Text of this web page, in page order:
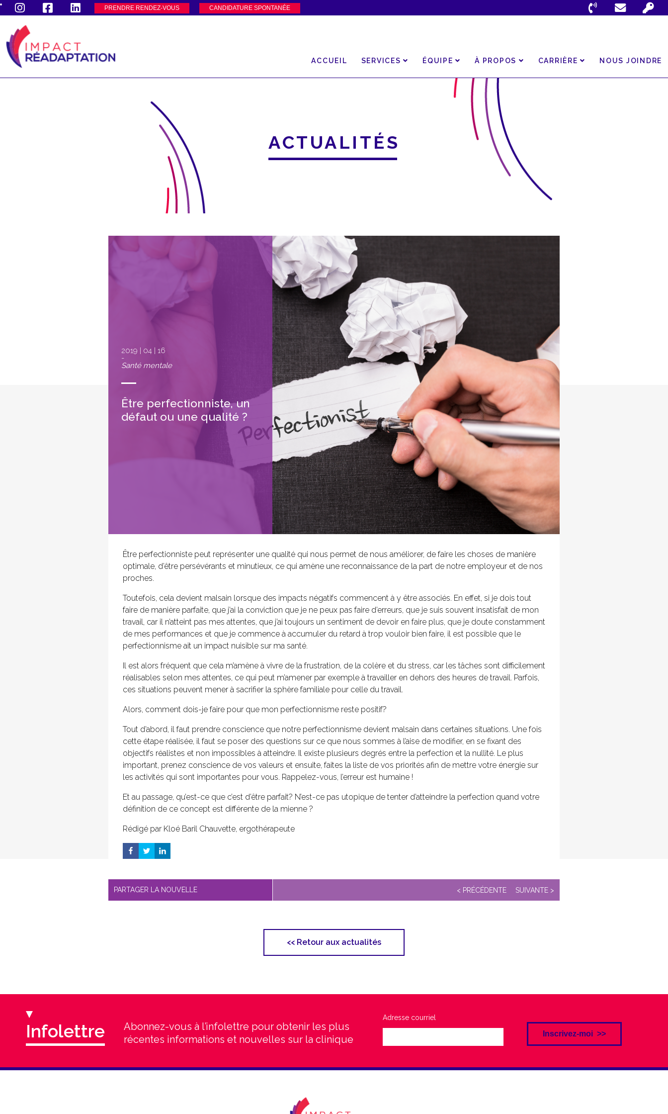
PRENDRE RENDEZ-VOUS CANDIDATURE SPONTANÉE
ACCUEIL SERVICES ÉQUIPE À PROPOS CARRIÈRE NOUS JOINDRE
ACTUALITÉS
2019 | 04 | 16
-
Santé mentale
Être perfectionniste, un
défaut ou une qualité ?
Être perfectionniste peut représenter une qualité qui nous permet de nous améliorer, de faire les choses de manière
optimale, d’être persévérants et minutieux, ce qui amène une reconnaissance de la part de notre employeur et de nos
proches.
Toutefois, cela devient malsain lorsque des impacts négatifs commencent à y être associés. En effet, si je dois tout
faire de manière parfaite, que j’ai la conviction que je ne peux pas faire d’erreurs, que je suis souvent insatisfait de mon
travail, car il n’atteint pas mes attentes, que j’ai toujours un sentiment de devoir en faire plus, que je doute constamment
de mes performances et que je commence à accumuler du retard à trop vouloir bien faire, il est possible que le
perfectionnisme ait un impact nuisible sur ma santé.
Il est alors fréquent que cela m’amène à vivre de la frustration, de la colère et du stress, car les tâches sont difficilement
réalisables selon mes attentes, ce qui peut m’amener par exemple à travailler en dehors des heures de travail. Parfois,
ces situations peuvent mener à sacrifier la sphère familiale pour celle du travail.
Alors, comment dois-je faire pour que mon perfectionnisme reste positif?
Tout d’abord, il faut prendre conscience que notre perfectionnisme devient malsain dans certaines situations. Une fois
cette étape réalisée, il faut se poser des questions sur ce que nous sommes à l’aise de modifier, en se fixant des
objectifs réalistes et non impossibles à atteindre. Il existe plusieurs degrés entre la perfection et la nullité. Le plus
important, prenez conscience de vos valeurs et ensuite, faites la liste de vos priorités afin de mettre votre énergie sur
les activités qui sont importantes pour vous. Rappelez-vous, l’erreur est humaine !
Et au passage, qu’est-ce que c’est d’être parfait? N’est-ce pas utopique de tenter d’atteindre la perfection quand votre
définition de ce concept est différente de la mienne ?
Rédigé par Kloé Baril Chauvette, ergothérapeute
PARTAGER LA NOUVELLE < PRÉCÉDENTE SUIVANTE >
<< Retour aux actualités
Infolettre
Abonnez-vous à l’infolettre pour obtenir les plus
récentes informations et nouvelles sur la clinique
Adresse courriel